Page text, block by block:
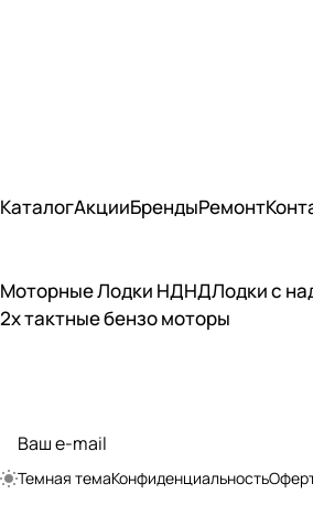
КаталогАкцииБрендыРемонт
Моторные Лодки НДНДЛодки с
2х тактные бензо моторы
Темная темаКонфиденциальность